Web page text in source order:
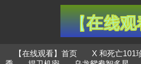
【在线观看】首页 X 和死亡101